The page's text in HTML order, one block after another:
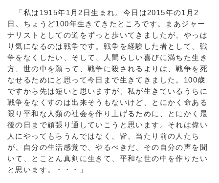
「私は1915年1月2日生まれ。今日は2015年の1月2
日。ちょうど100年生きてきたところです。まあジャー
ナリストとしての道をずっと歩いてきましたが、やっぱ
り気になるのは戦争です。戦争を経験した者として、戦
争をなくしたい、そして、人間らしい喜びに満ちた生き
方、世の中を願って、戦争に殺されるよりは、戦争を死
なせるためにと思って今日まで生きてきました。100歳
ですから先は短いと思いますが、私が生きているうちに
戦争をなくすのは出来そうもないけど、とにかく命ある
限り平和な人類の社会を作り上げるために、とにかく最
後の日まで頑張り通していこうと思います。それは偉い
人にやってもらうんではなく、皆、当たり前の人たち
が、自分の生活感覚で、やるべきだ、その自分の声を聞
いて、とことん真剣に生きて、平和な世の中を作りたい
と思います。・・・」